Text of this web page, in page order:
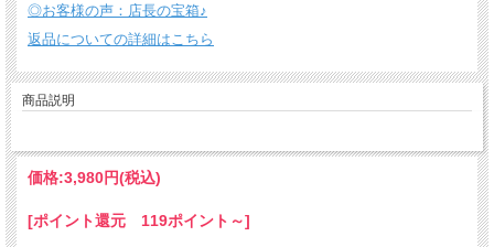
◎お客様の声：店長の宝箱♪
返品についての詳細はこちら
商品説明
価格:3,980円(税込)
[ポイント還元 119ポイント～]